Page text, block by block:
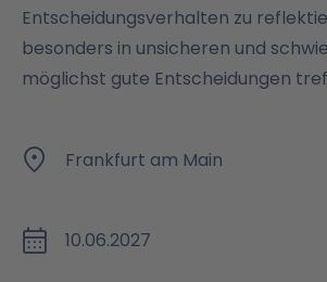
Entscheidungsverhalten zu
besonders in unsicheren und
möglichst gute Entscheidungen
Frankfurt am Main
10.06.2027